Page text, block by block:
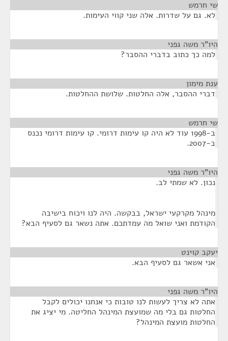
שי חרמש
לא. גם על שדרות. אלה שני קווי העימות.
היו"ר משה גפני
למה כך כתוב בדברי ההסבר?
ענת מימון
דברי ההסבר, אלה החלטות. שלושת ההחלטות.
שי חרמש
ב-1998 עוד לא היה קו עימות דרומי. קו עימות דרומי נכנס
ב-2007.
היו"ר משה גפני
נכון. לא שמתי לב.
מינהל מקרקעי ישראל, בבקשה. היה לנו ויכוח בישיבה
הקודמת ואני שואל מה עמדתכם. אתה נשאר גם לסעיף הבא?
יעקב קוינט
אני אשאר גם לסעיף הבא.
היו"ר משה גפני
אתה לא צריך לעשות לנו טובות כי אנחנו יכולים לקבל
החלטות גם בלי מה שמועצת המינהל החליטה. מי יציג את
החלטות מועצת המינהל?